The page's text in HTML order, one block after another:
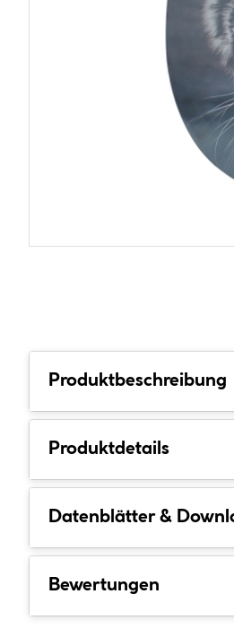
Produktbeschreibung
Produktdetails
Datenblätter &
Bewertungen